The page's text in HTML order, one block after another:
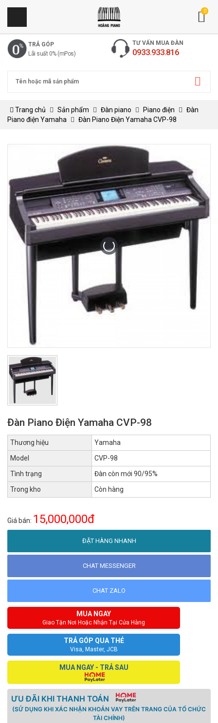
0
TRẢ GÓP
Lãi suất 0% (mPos)
TƯ VẤN MUA ĐÀN
0933.933.816
Trang chủ Sản phẩm Đàn piano Piano điện
Đàn
Piano điện Yamaha
Đàn Piano Điện Yamaha CVP-98
Đàn Piano Điện Yamaha CVP-98
Thương hiệu
Yamaha
Model
CVP-98
Tình trạng
Đàn còn mới 90/95%
Trong kho
Còn hàng
Giá bán: 15,000,000đ
ĐẶT HÀNG NHANH
CHAT MESSENGER
CHAT ZALO
MUA NGAY
Giao Tận Nơi Hoặc Nhận Tại Cửa Hàng
TRẢ GÓP QUA THẺ
Visa, Master, JCB
MUA NGAY - TRẢ SAU
ƯU ĐÃI KHI THANH TOÁN
(SỬ DỤNG KHI XÁC NHẬN KHOẢN VAY TRÊN TRANG CỦA TỔ CHỨC
TÀI CHÍNH)